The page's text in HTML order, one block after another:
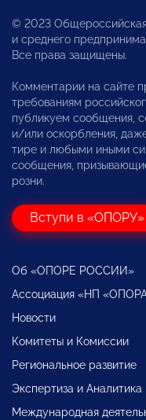
© 2023 Общероссийская
и среднего
Все права защищены.
Комментарии на сайте
требованиям
публикуем сообщения,
и/или оскорбления,
тире и любыми иными
сообщения,
розни.
Вступи в «ОПОРУ»
Об «ОПОРЕ РОССИИ»
Ассоциация «НП
Новости
Комитеты и Комиссии
Региональное развитие
Экспертиза и Аналитика
Международная